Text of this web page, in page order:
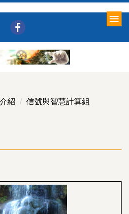
紹
信號與智慧計算組